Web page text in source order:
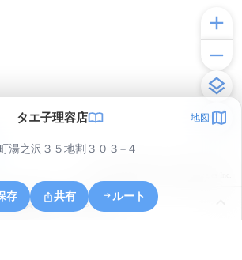
タエ子理容店 地図
湯之沢３５地割３０３−４
存 共有 ルート
西和賀町上野々３８地割